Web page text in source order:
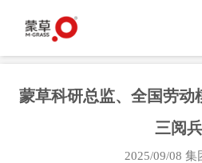
蒙草科研总监、全国劳动
三阅兵
2025/09/08 集